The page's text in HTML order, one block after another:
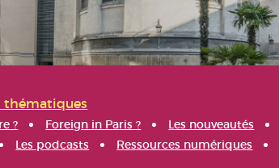
thématiques
? Foreign in Paris ? Les nouveautés
Les podcasts Ressources numériques